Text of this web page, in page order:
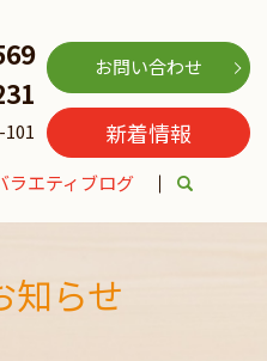
お問い合わせ
新着情報
ラエティブログ search
らせ